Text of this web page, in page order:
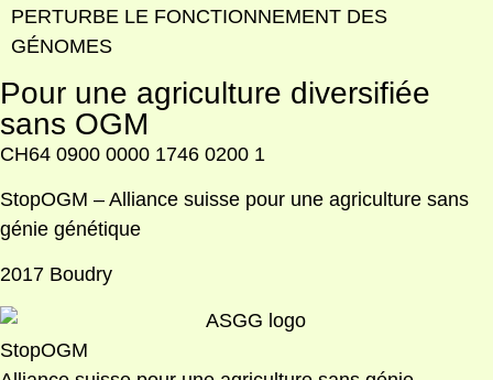
PERTURBE LE FONCTIONNEMENT DES
GÉNOMES
Pour une agriculture diversifiée
sans OGM
CH64 0900 0000 1746 0200 1
StopOGM – Alliance suisse pour une agriculture sans
génie génétique
2017 Boudry
StopOGM